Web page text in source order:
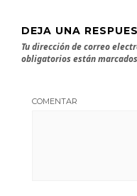
DEJA UNA
Tu dirección de correo
obligatorios están
COMENTAR